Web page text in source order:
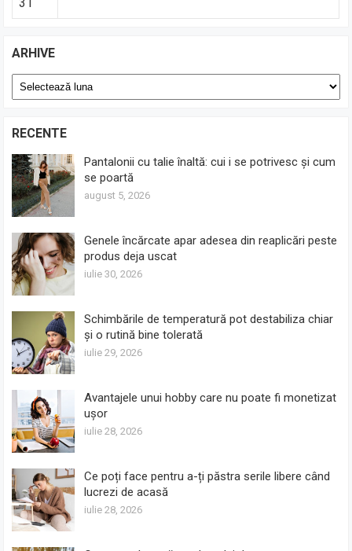
ARHIVE
Arhive
RECENTE
Pantalonii cu talie înaltă: cui i se potrivesc și cum
se poartă
august 5, 2026
Genele încărcate apar adesea din reaplicări peste
produs deja uscat
iulie 30, 2026
Schimbările de temperatură pot destabiliza chiar
și o rutină bine tolerată
iulie 29, 2026
Avantajele unui hobby care nu poate fi monetizat
ușor
iulie 28, 2026
Ce poți face pentru a-ți păstra serile libere când
lucrezi de acasă
iulie 28, 2026